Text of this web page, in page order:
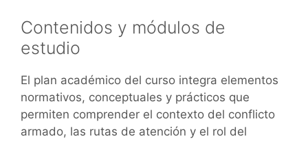
Contenidos y módulos de
estudio
El plan académico del curso integra elementos
normativos, conceptuales y prácticos que
permiten comprender el contexto del conflicto
armado, las rutas de atención y el rol del